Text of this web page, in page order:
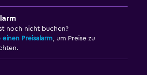
noch nicht buchen?
einen Preisalarm, um Preise zu